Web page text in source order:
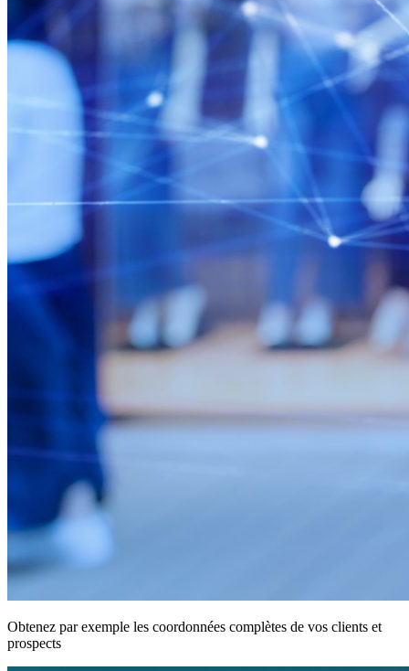
Obtenez par exemple les coordonnées complètes de vos clients et
prospects